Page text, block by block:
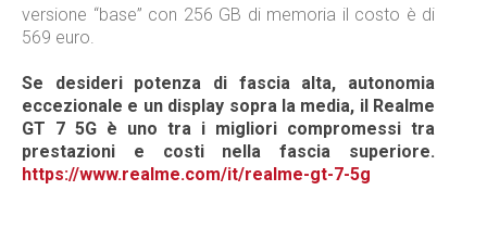
versione “base” con 256 GB di memoria il costo è di
569 euro.
Se desideri potenza di fascia alta, autonomia
eccezionale e un display sopra la media, il Realme
GT 7 5G è uno tra i migliori compromessi tra
prestazioni e costi nella fascia superiore.
https://www.realme.com/it/realme-gt-7-5g